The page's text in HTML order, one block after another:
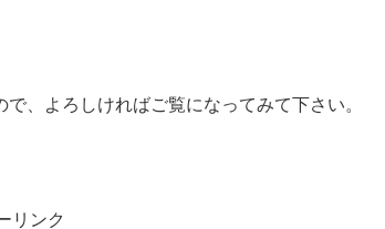
、よろしければご覧になってみて下さい。
リンク